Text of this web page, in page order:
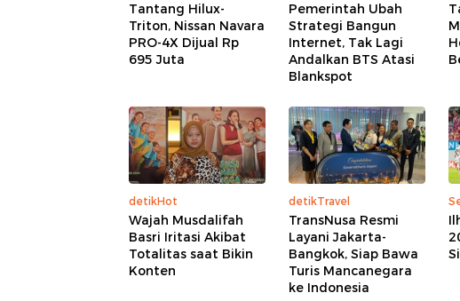
Tantang Hilux-
Triton, Nissan Navara
PRO-4X Dijual Rp
695 Juta
Pemerintah Ubah
Strategi Bangun
Internet, Tak Lagi
Andalkan BTS Atasi
Blankspot
detikHot
Wajah Musdalifah
Basri Iritasi Akibat
Totalitas saat Bikin
Konten
detikTravel
TransNusa Resmi
Layani Jakarta-
Bangkok, Siap Bawa
Turis Mancanegara
ke Indonesia